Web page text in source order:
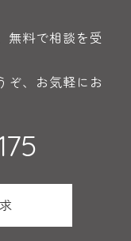
無料で相談を受
ぞ、お気軽にお